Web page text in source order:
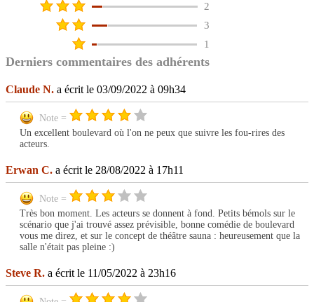
2
3
1
Derniers commentaires des adhérents
Claude N. a écrit le 03/09/2022 à 09h34
Note =
Un excellent boulevard où l'on ne peux que suivre les fou-rires des
acteurs.
Erwan C. a écrit le 28/08/2022 à 17h11
Note =
Très bon moment. Les acteurs se donnent à fond. Petits bémols sur le
scénario que j'ai trouvé assez prévisible, bonne comédie de boulevard
vous me direz, et sur le concept de théâtre sauna : heureusement que la
salle n'était pas pleine :)
Steve R. a écrit le 11/05/2022 à 23h16